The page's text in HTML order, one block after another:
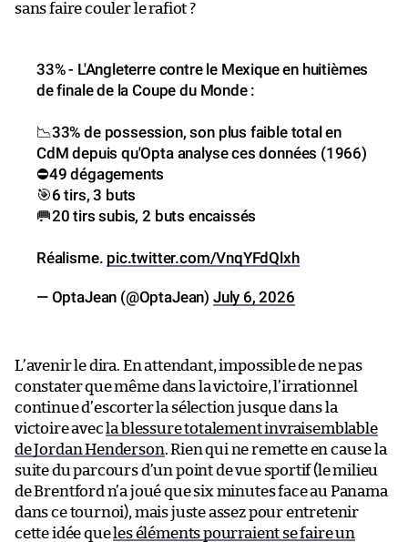
sans faire couler le rafiot ?
33% - L'Angleterre contre le Mexique en huitièmes
de finale de la Coupe du Monde :
📉33% de possession, son plus faible total en
CdM depuis qu'Opta analyse ces données (1966)
⛔️49 dégagements
🎯6 tirs, 3 buts
🥅20 tirs subis, 2 buts encaissés
Réalisme. pic.twitter.com/VnqYFdQlxh
— OptaJean (@OptaJean) July 6, 2026
L’avenir le dira. En attendant, impossible de ne pas
constater que même dans la victoire, l’irrationnel
continue d’escorter la sélection jusque dans la
victoire avec la blessure totalement invraisemblable
de Jordan Henderson. Rien qui ne remette en cause la
suite du parcours d’un point de vue sportif (le milieu
de Brentford n’a joué que six minutes face au Panama
dans ce tournoi), mais juste assez pour entretenir
cette idée queles éléments pourraient se faire un